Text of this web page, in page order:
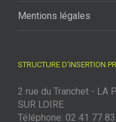
Mentions légales
STRUCTURE D’INSERTION
2 rue du Tranchet - LA
SUR LOIRE
Téléphone: 02 41 77